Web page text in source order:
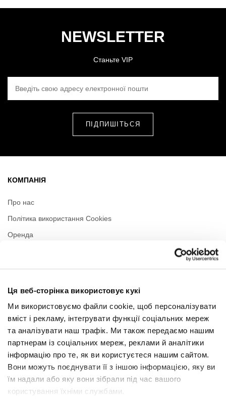
Ця веб-сторінка використовує кукі
Ми використовуємо файли cookie, щоб персоналізувати
вміст і рекламу, інтегрувати функції соціальних мереж
та аналізувати наш трафік. Ми також передаємо нашим
партнерам із соціальних мереж, реклами й аналітики
інформацію про те, як ви користуєтеся нашим сайтом.
Вони можуть поєднувати її з іншою інформацією, яку ви
їм надали або яку вони зібрали під час вашого
користування їхніми службами.
NEWSLETTER
Станьте VIP
КОМПАНІЯ
Про нас
Політика використання Cookies
Оренда
Понеділок
09:00 - 21:00
Вівторок
09:00 - 21:00
Середа
09:00 - 21:00
Четвер
09:00 - 21:00
П'ятниця
09:00 - 21:00
Субота
09:00 - 21:00
У торгову неділю